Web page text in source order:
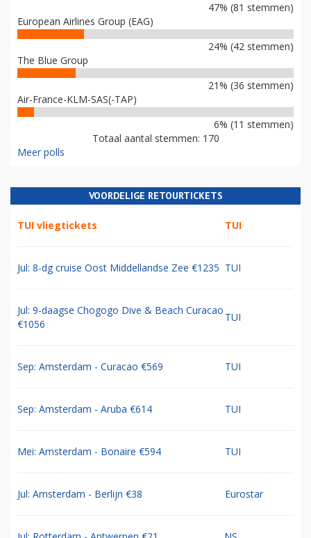
47% (81 stemmen)
European Airlines Group (EAG)
24% (42 stemmen)
The Blue Group
21% (36 stemmen)
Air-France-KLM-SAS(-TAP)
6% (11 stemmen)
Totaal aantal stemmen: 170
Meer polls
VOORDELIGE RETOURTICKETS
TUI vliegtickets TUI
Jul: 8-dg cruise Oost Middellandse Zee €1235 TUI
Jul: 9-daagse Chogogo Dive & Beach Curacao
€1056
TUI
Sep: Amsterdam - Curacao €569 TUI
Sep: Amsterdam - Aruba €614 TUI
Mei: Amsterdam - Bonaire €594 TUI
Jul: Amsterdam - Berlijn €38 Eurostar